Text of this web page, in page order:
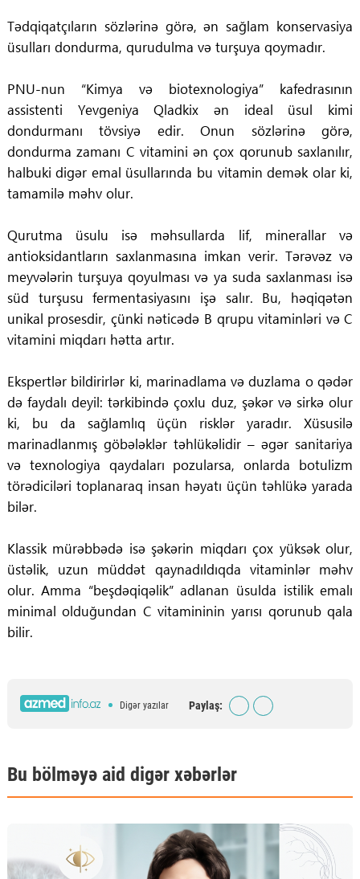
Tədqiqatçıların sözlərinə görə, ən sağlam konservasiya
üsulları dondurma, qurudulma və turşuya qoymadır.
PNU-nun “Kimya və biotexnologiya” kafedrasının
assistenti Yevgeniya Qladkix ən ideal üsul kimi
dondurmanı tövsiyə edir. Onun sözlərinə görə,
dondurma zamanı C vitamini ən çox qorunub saxlanılır,
halbuki digər emal üsullarında bu vitamin demək olar ki,
tamamilə məhv olur.
Qurutma üsulu isə məhsullarda lif, minerallar və
antioksidantların saxlanmasına imkan verir. Tərəvəz və
meyvələrin turşuya qoyulması və ya suda saxlanması isə
süd turşusu fermentasiyasını işə salır. Bu, həqiqətən
unikal prosesdir, çünki nəticədə B qrupu vitaminləri və C
vitamini miqdarı hətta artır.
Ekspertlər bildirirlər ki, marinadlama və duzlama o qədər
də faydalı deyil: tərkibində çoxlu duz, şəkər və sirkə olur
ki, bu da sağlamlıq üçün risklər yaradır. Xüsusilə
marinadlanmış göbələklər təhlükəlidir – əgər sanitariya
və texnologiya qaydaları pozularsa, onlarda botulizm
törədiciləri toplanaraq insan həyatı üçün təhlükə yarada
bilər.
Klassik mürəbbədə isə şəkərin miqdarı çox yüksək olur,
üstəlik, uzun müddət qaynadıldıqda vitaminlər məhv
olur. Amma “beşdəqiqəlik” adlanan üsulda istilik emalı
minimal olduğundan C vitamininin yarısı qorunub qala
bilir.
Digər yazılar Paylaş:
Bu bölməyə aid digər xəbərlər